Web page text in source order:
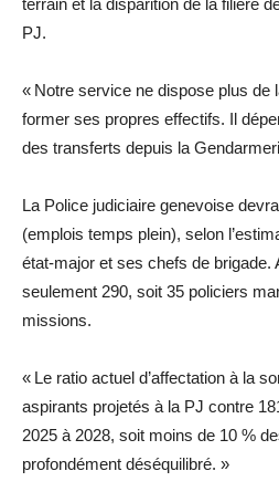
PJ.
« Notre service ne dispose plus de
former ses propres effectifs. Il
des transferts depuis la
La Police judiciaire genevoise
(emplois temps plein), selon
état-major et ses chefs de brigade.
seulement 290, soit 35 policiers
missions.
« Le ratio actuel d’affectation à la
aspirants projetés à la PJ contre
2025 à 2028, soit moins de 10 %
profondément déséquilibré. »